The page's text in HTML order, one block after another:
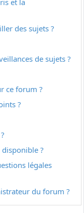
des sujets ?
de sujets ?
ce forum ?
?
?
légales
du forum ?